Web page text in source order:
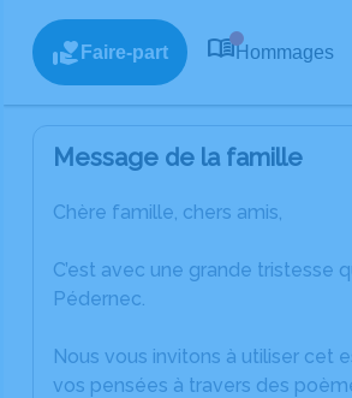
Faire-part Hommages
Message de la famille
Chère famille, chers amis,
C’est avec une grande tristesse
Pédernec.
Nous vous invitons à utiliser cet
vos pensées à travers des